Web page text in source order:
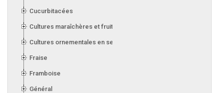
Cucurbitacées
Cultures maraîchères et fruitières en serre
Cultures ornementales en serre
Fraise
Framboise
Général